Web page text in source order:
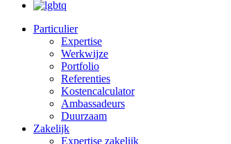
Particulier
Expertise
Werkwijze
Portfolio
Referenties
Kostencalculator
Ambassadeurs
Duurzaam
Zakelijk
Expertise zakelijk